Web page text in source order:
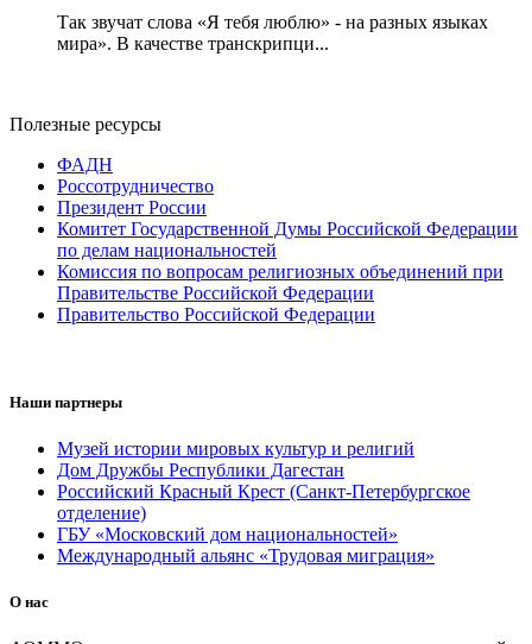
Так звучат слова «Я тебя люблю» - на разных языках
мира». В качестве транскрипци...
Полезные ресурсы
ФАДН
Россотрудничество
Президент России
Комитет Государственной Думы Российской Федерации
по делам национальностей
Комиссия по вопросам религиозных объединений при
Правительстве Российской Федерации
Правительство Российской Федерации
Наши партнеры
Музей истории мировых культур и религий
Дом Дружбы Республики Дагестан
Российский Красный Крест (Санкт-Петербургское
отделение)
ГБУ «Московский дом национальностей»
Международный альянс «Трудовая миграция»
О нас